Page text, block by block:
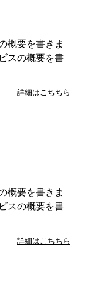
概要を書きま
スの概要を書
詳細はこちちら
概要を書きま
スの概要を書
詳細はこちちら